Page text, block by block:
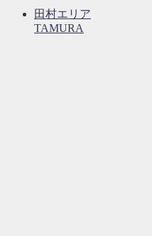
田村エリア
TAMURA